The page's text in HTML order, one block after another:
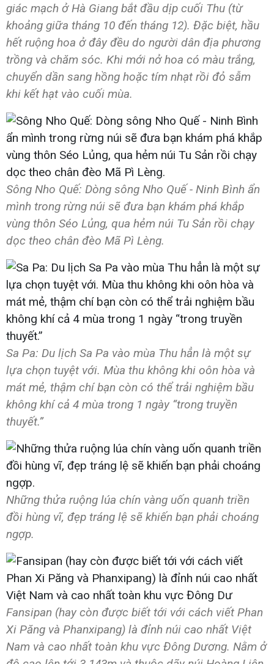
giác mạch ở Hà Giang bắt đầu dịp cuối Thu (từ
khoảng giữa tháng 10 đến tháng 12). Đặc biệt, hầu
hết ruộng hoa ở đây đều do người dân địa phương
trồng và chăm sóc. Khi mới nở hoa có màu trắng,
chuyển dần sang hồng hoặc tím nhạt rồi đỏ sẫm
khi kết hạt vào cuối mùa.
Sông Nho Quế: Dòng sông Nho Quế - Ninh Bình ẩn
mình trong rừng núi sẽ đưa bạn khám phá khắp
vùng thôn Séo Lủng, qua hẻm núi Tu Sản rồi chạy
dọc theo chân đèo Mã Pì Lèng.
Sa Pa: Du lịch Sa Pa vào mùa Thu hẳn là một sự
lựa chọn tuyệt với. Mùa thu không khi oôn hòa và
mát mẻ, thậm chí bạn còn có thể trải nghiệm bầu
không khí cả 4 mùa trong 1 ngày “trong truyền
thuyết.”
Những thửa ruộng lúa chín vàng uốn quanh triền
đồi hùng vĩ, đẹp tráng lệ sẽ khiến bạn phải choáng
ngợp.
Fansipan (hay còn được biết tới với cách viết Phan
Xi Păng và Phanxipang) là đỉnh núi cao nhất Việt
Nam và cao nhất toàn khu vực Đông Dương. Nằm ở